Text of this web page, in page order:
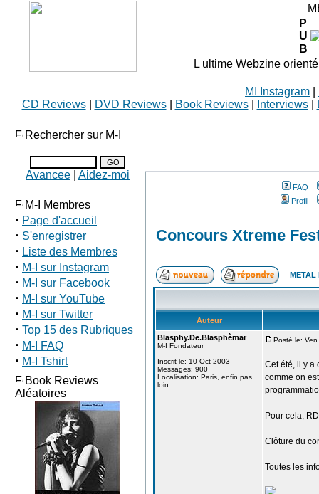
P
U
B
L ultime Webzine
MI Instagram
CD Reviews| DVD Reviews| Book Reviews| Interviews|
Rechercher sur M-I
Avancee Aidez-moi
M-I Membres
· Page d'accueil
· S'enregistrer
· Liste des Membres
· M-I sur Instagram
· M-I sur Facebook
· M-I sur YouTube
· M-I sur Twitter
· Top 15 des Rubriques
· M-I FAQ
· M-I Tshirt
Book Reviews
Aléatoires
FAQ
Profil
Concours Xtreme
METAL
Auteur
Blasphy.De.Blasphèmar
M-I Fondateur
Inscrit le: 10 Oct 2003
Messages: 900
Localisation: Paris, enfin pas
loin...
Posté le:
Cet été, il y a
comme on
Pour cela,
Clôture du
Toutes les